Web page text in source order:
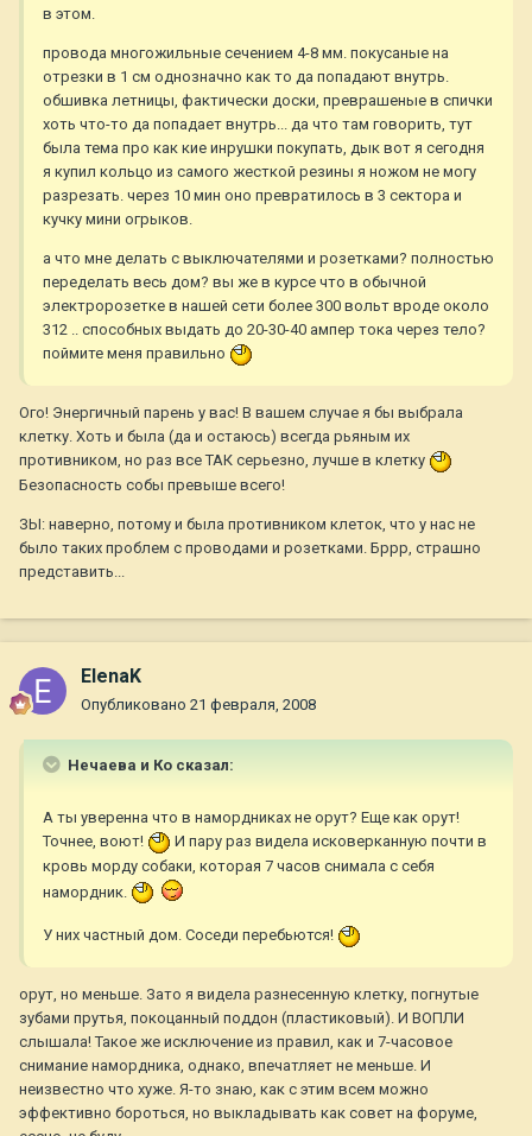
в этом.
провода многожильные сечением 4-8 мм. покусаные на
отрезки в 1 см однозначно как то да попадают внутрь.
обшивка летницы, фактически доски, преврашеные в спички
хоть что-то да попадает внутрь... да что там говорить, тут
была тема про как кие инрушки покупать, дык вот я сегодня
я купил кольцо из самого жесткой резины я ножом не могу
разрезать. через 10 мин оно превратилось в 3 сектора и
кучку мини огрыков.
а что мне делать с выключателями и розетками? полностью
переделать весь дом? вы же в курсе что в обычной
электророзетке в нашей сети более 300 вольт вроде около
312 .. способных выдать до 20-30-40 ампер тока через тело?
поймите меня правильно
Ого! Энергичный парень у вас! В вашем случае я бы выбрала
клетку. Хоть и была (да и остаюсь) всегда рьяным их
противником, но раз все ТАК серьезно, лучше в клетку
Безопасность собы превыше всего!
ЗЫ: наверно, потому и была противником клеток, что у нас не
было таких проблем с проводами и розетками. Бррр, страшно
представить...
ElenaK
Опубликовано 21 февраля, 2008
Нечаева и Ко сказал:
А ты уверенна что в намордниках не орут? Еще как орут!
Точнее, воют!
И пару раз видела исковерканную почти в
кровь морду собаки, которая 7 часов снимала с себя
намордник.
У них частный дом. Соседи перебьются!
орут, но меньше. Зато я видела разнесенную клетку, погнутые
зубами прутья, покоцанный поддон (пластиковый). И ВОПЛИ
слышала! Такое же исключение из правил, как и 7-часовое
снимание намордника, однако, впечатляет не меньше. И
неизвестно что хуже. Я-то знаю, как с этим всем можно
эффективно бороться, но выкладывать как совет на форуме,